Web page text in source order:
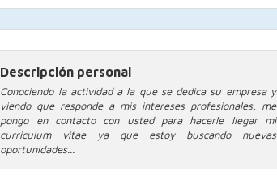
Descripción personal
Conociendo la actividad a la que se dedica su empresa y
viendo que responde a mis intereses profesionales, me
pongo en contacto con usted para hacerle llegar mi
curriculum vitae ya que estoy buscando nuevas
oportunidades...